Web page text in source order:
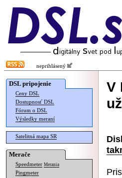
neprihlásený
DSL pripojenie
Ceny DSL
Dostupnosť DSL
Fórum o DSL
Výsledky meraní
Satelitná mapa SR
Merače
Speedmeter Merania
Pingmeter
V